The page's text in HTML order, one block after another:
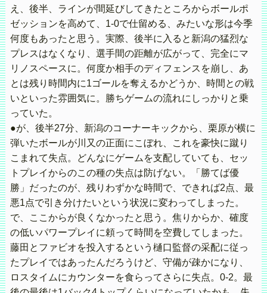
え、後半、ラインが間延びしてきたところからボールポ
ゼッションを高めて、1-0で仕留める、みたいな形は今季
何度もあったと思う。実際、後半に入ると新潟の猛烈な
プレスはなくなり、選手間の距離が広がって、完全にマ
リノスペースに。何度か相手のディフェンスを崩し、あ
とは残り時間内に1ゴールを奪えるかどうか、時間との戦
いといった雰囲気に。勝ちゲームの流れにしっかりと乗
っていた。
●が、後半27分、新潟のコーナーキックから、栗原が横に
弾いたボールが川又の正面にこぼれ、これを豪快に蹴り
こまれて失点。どんなにゲームを支配していても、セッ
トプレイからのこの種の失点は防げない。「勝てば優
勝」だったのが、残りわずかな時間で、できれば2点、最
悪1点で引き分けたいという状況に変わってしまった。
で、ここからが良くなかったと思う。焦りからか、確度
の低いパワープレイに頼って時間を空費してしまった。
藤田とファビオを投入するという樋口監督の采配に従っ
たプレイではあったんだろうけど、守備が疎かになり、
ロスタイムにカウンターを食らってさらに失点。0-2。最